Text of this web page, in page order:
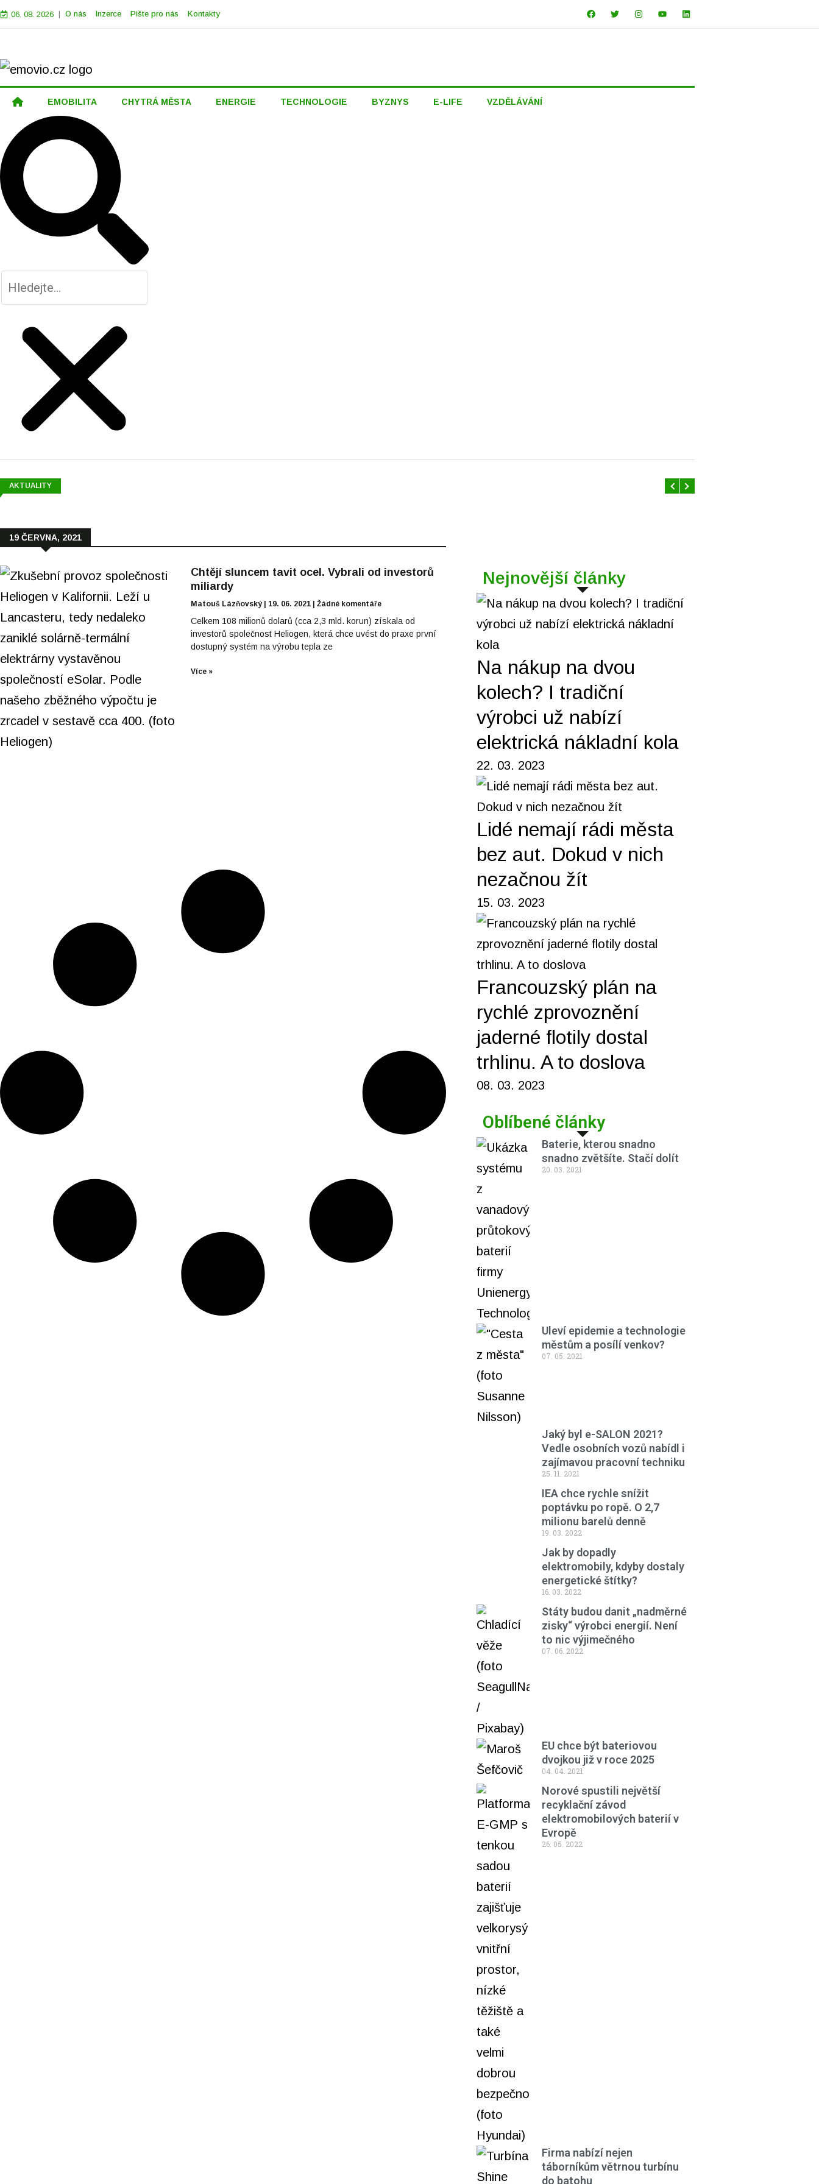
06. 08. 2026 | O nás Inzerce Pište pro nás Kontakty
EMOBILITA CHYTRÁ MĚSTA ENERGIE TECHNOLOGIE BYZNYS E-LIFE VZDĚLÁVÁNÍ
AKTUALITY
19 ČERVNA, 2021
Chtějí sluncem tavit ocel. Vybrali od investorů
miliardy
Matouš Lázňovský 19. 06. 2021 Žádné komentáře
Celkem 108 milionů dolarů (cca 2,3 mld. korun) získala od
investorů společnost Heliogen, která chce uvést do praxe první
dostupný systém na výrobu tepla ze
Více »
Nejnovější články
Na nákup na dvou
kolech? I tradiční
výrobci už nabízí
elektrická nákladní kola
22. 03. 2023
Lidé nemají rádi města
bez aut. Dokud v nich
nezačnou žít
15. 03. 2023
Francouzský plán na
rychlé zprovoznění
jaderné flotily dostal
trhlinu. A to doslova
08. 03. 2023
Oblíbené články
Baterie, kterou snadno
snadno zvětšíte. Stačí dolít
20. 03. 2021
Uleví epidemie a technologie
městům a posílí venkov?
07. 05. 2021
Jaký byl e-SALON 2021?
Vedle osobních vozů nabídl i
zajímavou pracovní techniku
25. 11. 2021
IEA chce rychle snížit
poptávku po ropě. O 2,7
milionu barelů denně
19. 03. 2022
Jak by dopadly
elektromobily, kdyby dostaly
energetické štítky?
16. 03. 2022
Státy budou danit „nadměrné
zisky“ výrobci energií. Není
to nic výjimečného
07. 06. 2022
EU chce být bateriovou
dvojkou již v roce 2025
04. 04. 2021
Norové spustili největší
recyklační závod
elektromobilových baterií v
Evropě
26. 05. 2022
Firma nabízí nejen
táborníkům větrnou turbínu
do batohu